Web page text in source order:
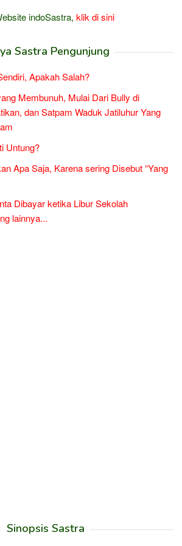
indoSastra, klik di sini
Sastra Pengunjung
Apakah Salah?
Membunuh, Mulai Dari Bully di
dan Satpam Waduk Jatiluhur Yang
Untung?
Apa Saja, Karena sering Disebut “Yang
Dibayar ketika Libur Sekolah
lainnya...
Sinopsis Sastra